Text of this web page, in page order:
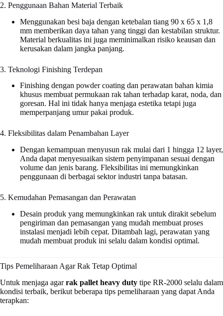
2. Penggunaan Bahan Material Terbaik
Menggunakan besi baja dengan ketebalan tiang 90 x 65 x 1,8
mm memberikan daya tahan yang tinggi dan kestabilan struktur.
Material berkualitas ini juga meminimalkan risiko keausan dan
kerusakan dalam jangka panjang.
3. Teknologi Finishing Terdepan
Finishing dengan powder coating dan perawatan bahan kimia
khusus membuat permukaan rak tahan terhadap karat, noda, dan
goresan. Hal ini tidak hanya menjaga estetika tetapi juga
memperpanjang umur pakai produk.
4. Fleksibilitas dalam Penambahan Layer
Dengan kemampuan menyusun rak mulai dari 1 hingga 12 layer,
Anda dapat menyesuaikan sistem penyimpanan sesuai dengan
volume dan jenis barang. Fleksibilitas ini memungkinkan
penggunaan di berbagai sektor industri tanpa batasan.
5. Kemudahan Pemasangan dan Perawatan
Desain produk yang memungkinkan rak untuk dirakit sebelum
pengiriman dan pemasangan yang mudah membuat proses
instalasi menjadi lebih cepat. Ditambah lagi, perawatan yang
mudah membuat produk ini selalu dalam kondisi optimal.
Tips Pemeliharaan Agar Rak Tetap Optimal
Untuk menjaga agarrak pallet heavy duty tipe RR-2000 selalu dalam
kondisi terbaik, berikut beberapa tips pemeliharaan yang dapat Anda
terapkan: